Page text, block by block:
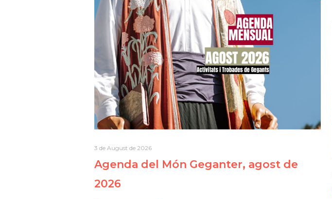
3 de August de 2026
Agenda del Món Geganter, agost de
2026